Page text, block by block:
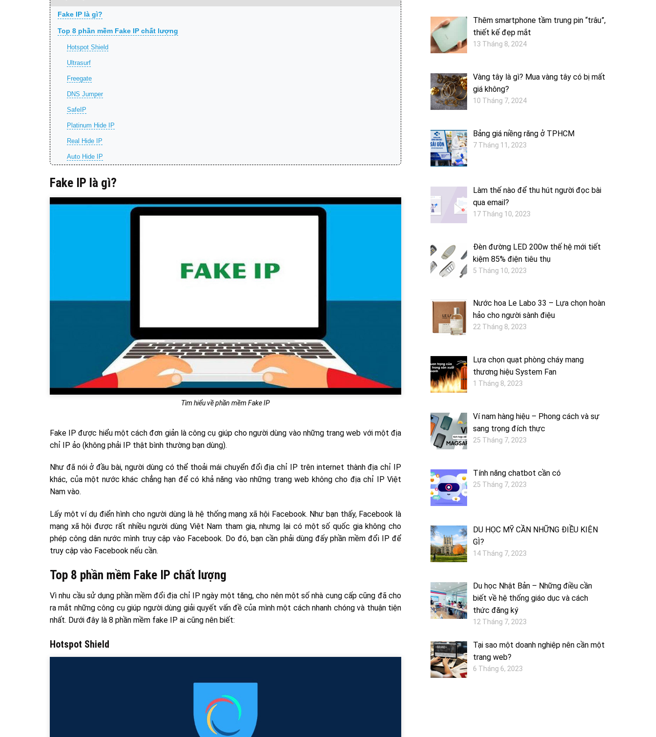
Fake IP là gì?
Top 8 phần mềm Fake IP chất lượng
Hotspot Shield
Ultrasurf
Freegate
DNS Jumper
SafeIP
Platinum Hide IP
Real Hide IP
Auto Hide IP
Fake IP là gì?
Tìm hiểu về phần mềm Fake IP
Fake IP được hiểu một cách đơn giản là công cụ giúp cho người dùng vào những trang web với một địa
chỉ IP ảo (không phải IP thật bình thường bạn dùng).
Như đã nói ở đầu bài, người dùng có thể thoải mái chuyển đổi địa chỉ IP trên internet thành địa chỉ IP
khác, của một nước khác chẳng hạn để có khả năng vào những trang web không cho địa chỉ IP Việt
Nam vào.
Lấy một ví dụ điển hình cho người dùng là hệ thống mạng xã hội Facebook. Như bạn thấy, Facebook là
mạng xã hội được rất nhiều người dùng Việt Nam tham gia, nhưng lại có một số quốc gia không cho
phép công dân nước mình truy cập vào Facebook. Do đó, bạn cần phải dùng đấy phần mềm đổi IP để
truy cập vào Facebook nếu cần.
Top 8 phần mềm Fake IP chất lượng
Vì nhu cầu sử dụng phần mềm đổi địa chỉ IP ngày một tăng, cho nên một số nhà cung cấp cũng đã cho
ra mắt những công cụ giúp người dùng giải quyết vấn đề của mình một cách nhanh chóng và thuận tiện
nhất. Dưới đây là 8 phần mềm fake IP ai cũng nên biết:
Hotspot Shield
Thêm smartphone tầm trung pin “trâu”,
thiết kế đẹp mắt
13 Tháng 8, 2024
Vàng tây là gì? Mua vàng tây có bị mất
giá không?
10 Tháng 7, 2024
Bảng giá niềng răng ở TPHCM
7 Tháng 11, 2023
Làm thế nào để thu hút người đọc bài
qua email?
17 Tháng 10, 2023
Đèn đường LED 200w thế hệ mới tiết
kiệm 85% điện tiêu thụ
5 Tháng 10, 2023
Nước hoa Le Labo 33 – Lựa chọn hoàn
hảo cho người sành điệu
22 Tháng 8, 2023
Lựa chọn quạt phòng cháy mang
thương hiệu System Fan
1 Tháng 8, 2023
Ví nam hàng hiệu – Phong cách và sự
sang trọng đích thực
25 Tháng 7, 2023
Tính năng chatbot cần có
25 Tháng 7, 2023
DU HỌC MỸ CẦN NHỮNG ĐIỀU KIỆN
GÌ?
14 Tháng 7, 2023
Du học Nhật Bản – Những điều cần
biết về hệ thống giáo dục và cách
thức đăng ký
12 Tháng 7, 2023
Tại sao một doanh nghiệp nên cần một
trang web?
6 Tháng 6, 2023